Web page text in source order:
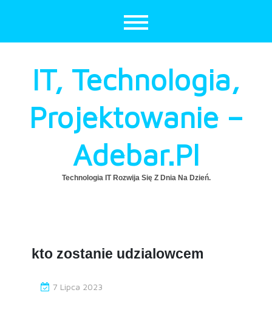
IT, Technologia,
Projektowanie –
Adebar.pl
Technologia IT Rozwija Się Z Dnia Na Dzień.
kto zostanie udzialowcem
7 Lipca 2023